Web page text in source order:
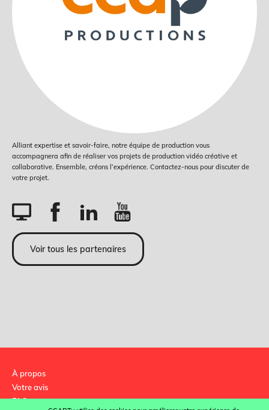
Alliant expertise et savoir-faire, notre équipe de production vous
accompagnera afin de réaliser vos projets de production vidéo créative et
collaborative. Ensemble, créons l’expérience. Contactez-nous pour discuter de
votre projet.
Voir tous les partenaires
À propos
Votre avis
FAQ